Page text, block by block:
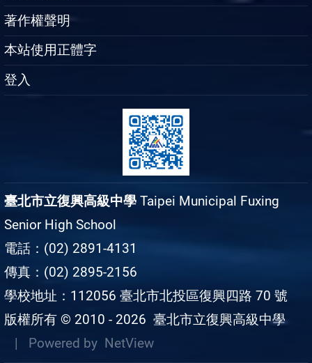
著作權聲明
本站使用正體字
登入
臺北市立復興高級中學 Taipei Municipal Fuxing
Senior High School
電話：(02) 2891-4131
傳真：(02) 2895-2156
學校地址：112056 臺北市北投區復興四路 70 號
版權所有 © 2010 - 2026 臺北市立復興高級中學
| Powered by NetView